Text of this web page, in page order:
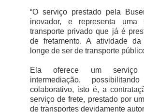
“O serviço prestado pela
inovador, e representa uma
transporte privado que já é
de fretamento. A atividade
longe de ser de transporte
Ela oferece um serviço
intermediação,
colaborativo, isto é, a
serviço de frete, prestado por
de transportes devidamente